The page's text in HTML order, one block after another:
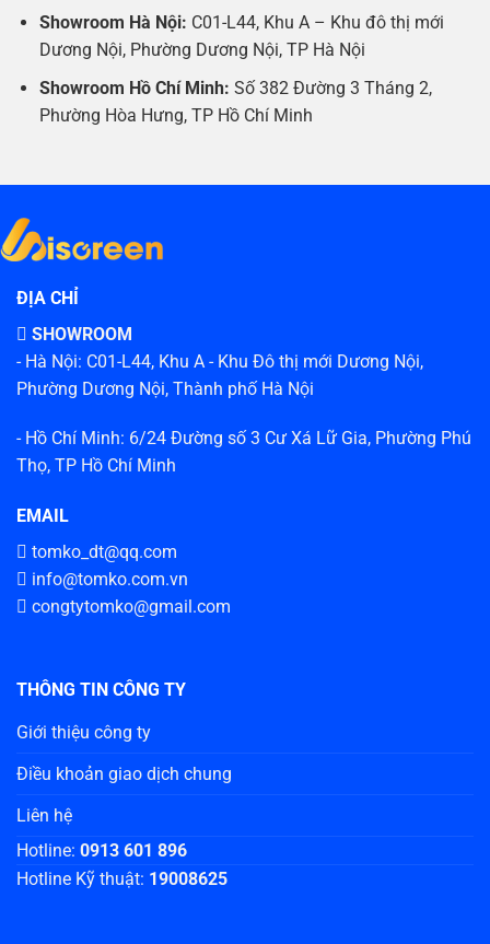
Showroom Hà Nội: C01-L44, Khu A – Khu đô thị mới
Dương Nội, Phường Dương Nội, TP Hà Nội
Showroom Hồ Chí Minh: Số 382 Đường 3 Tháng 2,
Phường Hòa Hưng, TP Hồ Chí Minh
ĐỊA CHỈ
SHOWROOM
- Hà Nội: C01-L44, Khu A - Khu Đô thị mới Dương Nội,
Phường Dương Nội, Thành phố Hà Nội
- Hồ Chí Minh: 6/24 Đường số 3 Cư Xá Lữ Gia, Phường Phú
Thọ, TP Hồ Chí Minh
EMAIL
tomko_dt@qq.com
info@tomko.com.vn
congtytomko@gmail.com
THÔNG TIN CÔNG TY
Giới thiệu công ty
Điều khoản giao dịch chung
Liên hệ
Hotline: 0913 601 896
Hotline Kỹ thuật: 19008625